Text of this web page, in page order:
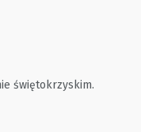
świętokrzyskim.